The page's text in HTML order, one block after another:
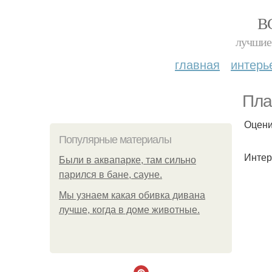
лучшие
главная
Популярные материалы
Были в аквапарке, там сильно
парился в бане, сауне.
Мы узнаем какая обивка дивана
лучше, когда в доме животные.